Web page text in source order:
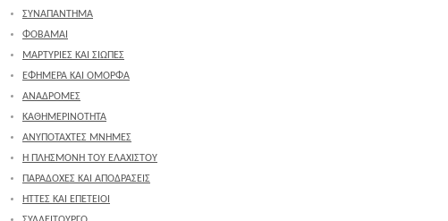
ΣΥΝΑΠΑΝΤΗΜΑ
ΦΟΒΑΜΑΙ
ΜΑΡΤΥΡΙΕΣ ΚΑΙ ΣΙΩΠΕΣ
ΕΦΗΜΕΡΑ ΚΑΙ ΟΜΟΡΦΑ
ΑΝΑΔΡΟΜΕΣ
ΚΑΘΗΜΕΡΙΝΟΤΗΤΑ
ΑΝΥΠΟΤΑΧΤΕΣ ΜΝΗΜΕΣ
Η ΠΛΗΣΜΟΝΗ ΤΟΥ ΕΛΑΧΙΣΤΟΥ
ΠΑΡΑΔΟΧΕΣ ΚΑΙ ΑΠΟΔΡΑΣΕΙΣ
ΗΤΤΕΣ ΚΑΙ ΕΠΕΤΕΙΟΙ